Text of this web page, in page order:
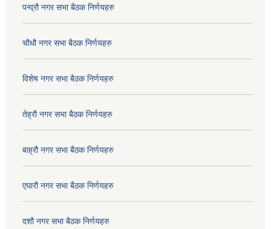
पन्द्रौ नगर सभा बैठक निर्णयहरु
चौधौ नगर सभा बैठक निर्णयहरु
विशेष नगर सभा बैठक निर्णयहरु
तेह्रौ नगर सभा बैठक निर्णयहरु
बाह्रौ नगर सभा बैठक निर्णयहरु
एघारौ नगर सभा बैठक निर्णयहरु
दशौ नगर सभा बैठक निर्णयहरु